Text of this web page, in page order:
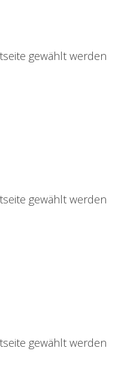
gewählt werden
gewählt werden
gewählt werden